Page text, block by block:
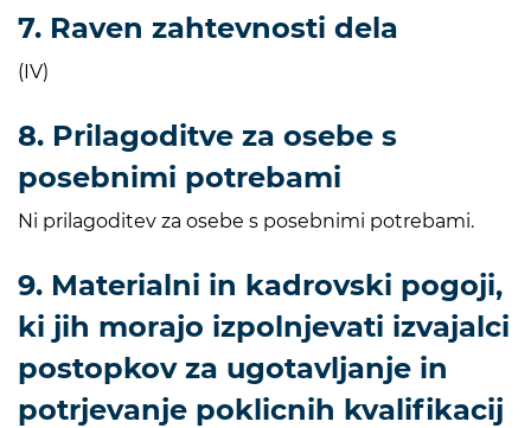
7. Raven zahtevnosti dela
(IV)
8. Prilagoditve za osebe s
posebnimi potrebami
Ni prilagoditev za osebe s posebnimi potrebami.
9. Materialni in kadrovski pogoji,
ki jih morajo izpolnjevati izvajalci
postopkov za ugotavljanje in
potrjevanje poklicnih kvalifikacij